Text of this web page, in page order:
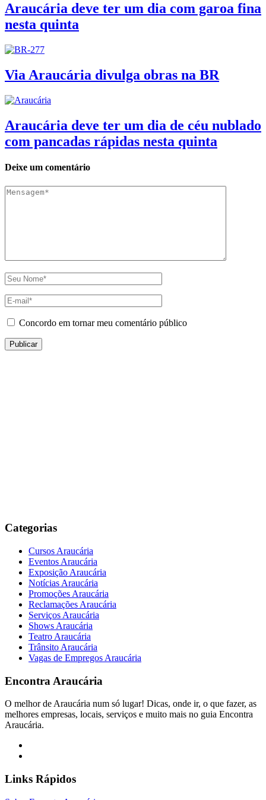
Araucária deve ter um dia com garoa fina
nesta quinta
Via Araucária divulga obras na BR
Araucária deve ter um dia de céu nublado
com pancadas rápidas nesta quinta
Deixe um comentário
Concordo em tornar meu comentário público
Categorias
Cursos Araucária
Eventos Araucária
Exposição Araucária
Notícias Araucária
Promoções Araucária
Reclamações Araucária
Serviços Araucária
Shows Araucária
Teatro Araucária
Trânsito Araucária
Vagas de Empregos Araucária
Encontra Araucária
O melhor de Araucária num só lugar! Dicas, onde ir, o que fazer, as
melhores empresas, locais, serviços e muito mais no guia Encontra
Araucária.
Links Rápidos